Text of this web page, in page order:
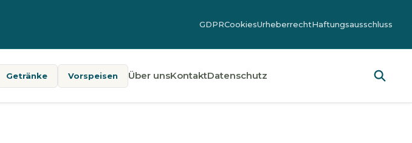
GDPRCookiesUrheberrechtHaftungsausschluss
Getränke Vorspeisen Über unsKontaktDatenschutz